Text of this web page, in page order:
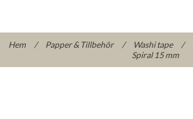
Hem / Papper & Tillbehör / Washi tape /
Spiral 15 mm